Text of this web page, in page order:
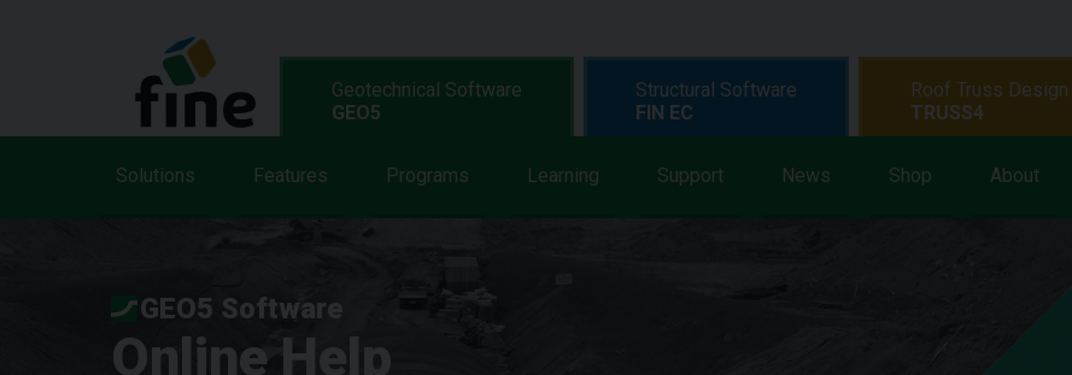
Geotechnical Software
GEO5
Solutions Features Programs Learning Support News Shop About
Structural Software
FIN EC
Roof Truss Design
TRUSS4
GEO5 Software
Online Help